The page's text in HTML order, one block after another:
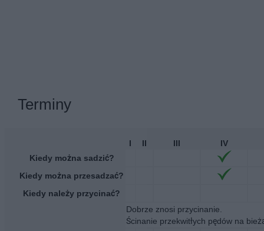
Terminy
I II III
IV
Kiedy można sadzić?
Kiedy można przesadzać?
Kiedy należy przycinać?
Dobrze znosi przycinanie.
Ścinanie przekwitłych pędów na